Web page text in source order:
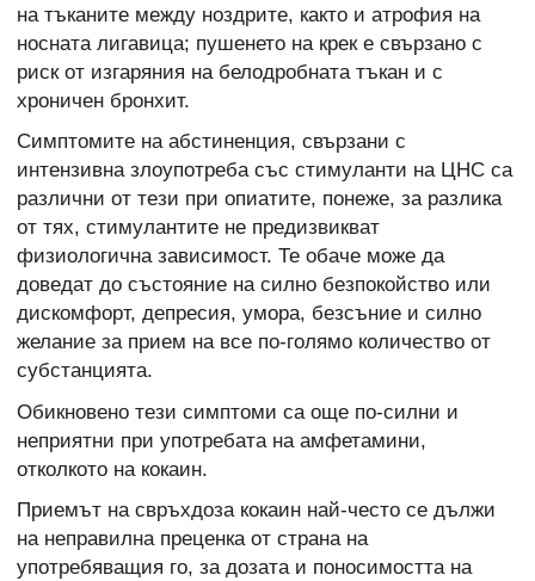
на тъканите между ноздрите, както и атрофия на
носната лигавица; пушенето на крек е свързано с
риск от изгаряния на белодробната тъкан и с
хроничен бронхит.
Симптомите на абстиненция, свързани с
интензивна злоупотреба със стимуланти на ЦНС са
различни от тези при опиатите, понеже, за разлика
от тях, стимулантите не предизвикват
физиологична зависимост. Те обаче може да
доведат до състояние на силно безпокойство или
дискомфорт, депресия, умора, безсъние и силно
желание за прием на все по-голямо количество от
субстанцията.
Обикновено тези симптоми са още по-силни и
неприятни при употребата на амфетамини,
отколкото на кокаин.
Приемът на свръхдоза кокаин най-често се дължи
на неправилна преценка от страна на
употребяващия го, за дозата и поносимостта на